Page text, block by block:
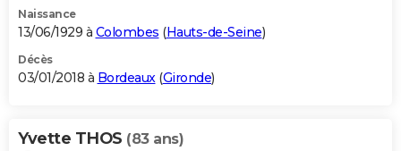
Naissance
13/06/1929 à Colombes (Hauts-de-Seine)
Décès
03/01/2018 à Bordeaux(Gironde)
Yvette THOS (83 ans)